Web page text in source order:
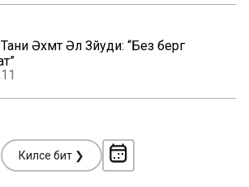
Әхмәт Әл Зәйуди: “Без бергә
Киләсе бит ❯